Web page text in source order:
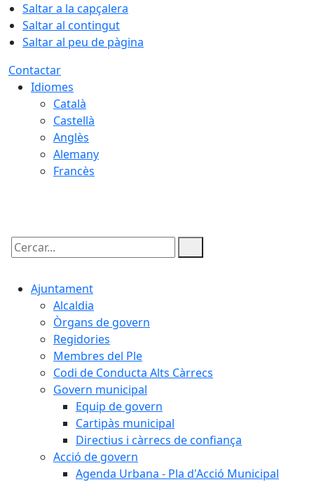
Saltar a la capçalera
Saltar al contingut
Saltar al peu de pàgina
Contactar
Idiomes
Català
Castellà
Anglès
Alemany
Francès
Cercar:
Ajuntament
Alcaldia
Òrgans de govern
Regidories
Membres del Ple
Codi de Conducta Alts Càrrecs
Govern municipal
Equip de govern
Cartipàs municipal
Directius i càrrecs de confiança
Acció de govern
Agenda Urbana - Pla d'Acció Municipal